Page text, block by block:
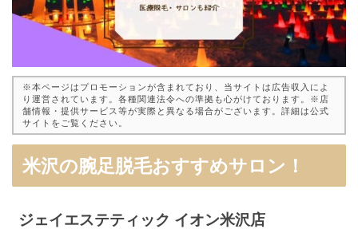
※本ページはプロモーションが含まれており、当サイトは広告収入によ
り運営されています。各種関連法令への準拠も心がけております。※店
舗情報・提供サービス等が実際と異なる場合がございます。詳細は公式
サイトをご覧ください。
米沢の腕足脱毛おすすめサロン！
ジェイエステティック イオン米沢店